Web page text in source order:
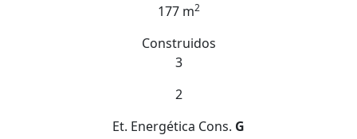
177 m2
Construidos
3
2
Et. Energética Cons. G